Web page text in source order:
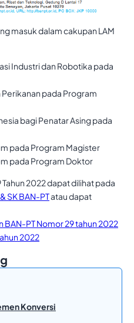
masuk dalam cakupan LAM
Industri dan Robotika pada
pada Program
bagi Penatar Asing pada
pada Program Magister
pada Program Doktor
2022 dapat dilihat pada
SK BAN-PTatau dapat
PT Nomor 29 tahun 2022
2022
Konversi